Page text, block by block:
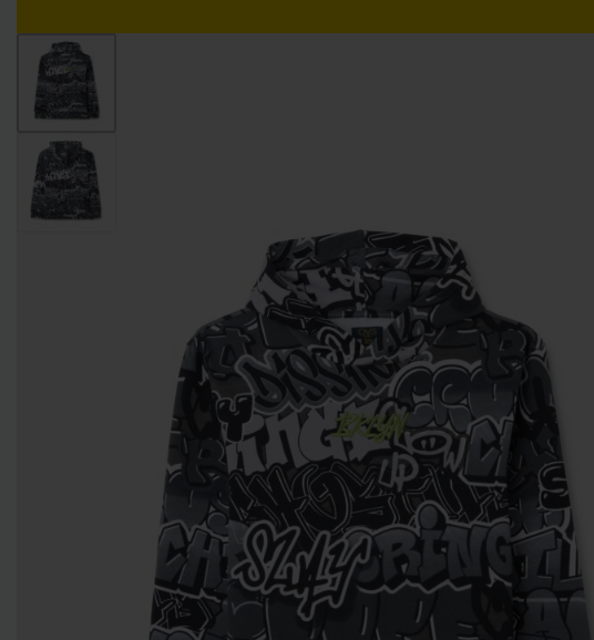
ACCUEIL
GARÇONS 9-36 MOIS GARÇONS 3-10 ANS
FILLES 9-36 MOIS FILLES 3-10 ANS FILLES 10-15 ANS